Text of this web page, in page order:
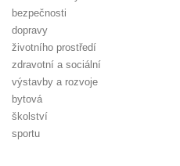
bezpečnosti
dopravy
životního prostředí
zdravotní a sociální
výstavby a rozvoje
bytová
školství
sportu